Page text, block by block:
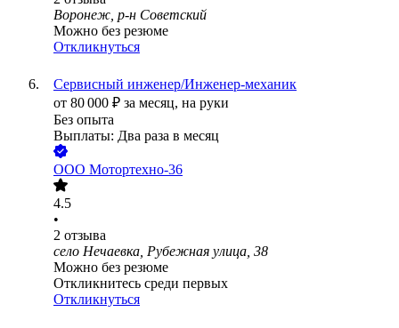
Воронеж, р-н Советский
Можно без резюме
Откликнуться
Сервисный инженер/Инженер-механик
от 80 000 ₽ за месяц, на руки
Без опыта
Выплаты: Два раза в месяц
ООО Мотортехно-36
4.5
•
2 отзыва
село Нечаевка, Рубежная улица, 38
Можно без резюме
Откликнитесь среди первых
Откликнуться